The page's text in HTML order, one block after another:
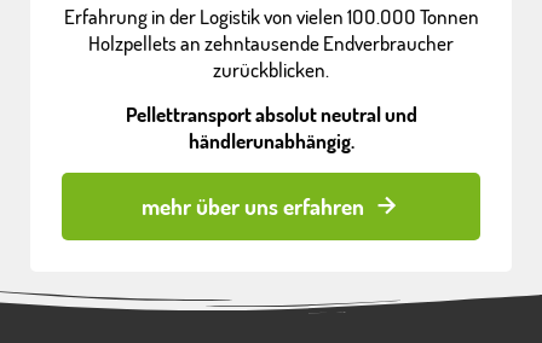
Erfahrung in der Logistik von vielen 1OO.OOO Tonnen
Holzpellets an zehntausende Endverbraucher
zurückblicken.
Pellettransport absolut neutral und
händlerunabhängig.
mehr über uns erfahren